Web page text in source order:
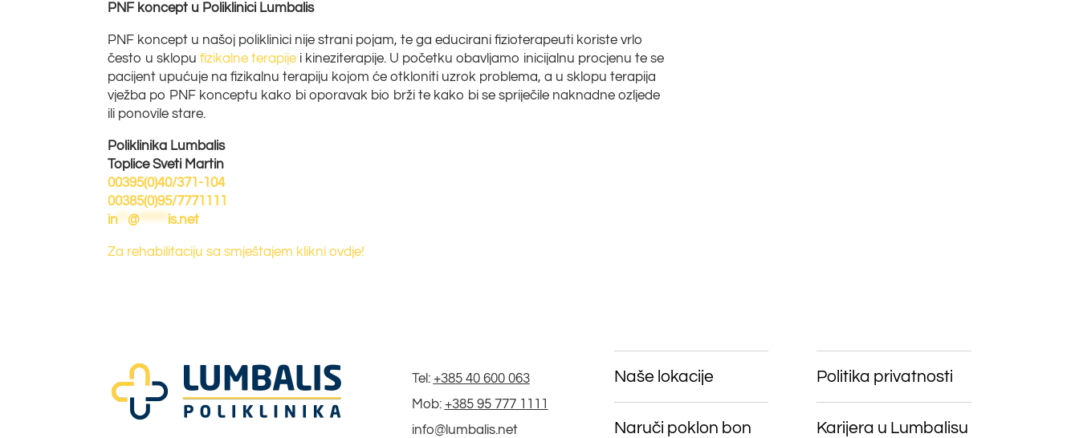
PNF koncept u Poliklinici Lumbalis
PNF koncept u našoj poliklinici nije strani pojam, te ga educirani fizioterapeuti koriste vrlo
često u sklopufizikalne terapije i kineziterapije. U početku obavljamo inicijalnu procjenu te se
pacijent upućuje na fizikalnu terapiju kojom će otkloniti uzrok problema, a u sklopu terapija
vježba po PNF konceptu kako bi oporavak bio brži te kako bi se spriječile naknadne ozljede
ili ponovile stare.
Poliklinika Lumbalis
Toplice Sveti Martin
00395(0)40/371-104
00385(0)95/7771111
in**@******is.net
Za rehabilitaciju sa smještajem klikni ovdje!
Tel: +385 40 600 063
Mob: +385 95 777 1111
info@lumbalis.net
Naše lokacije
Naruči poklon bon
Politika privatnosti
Karijera u Lumbalisu